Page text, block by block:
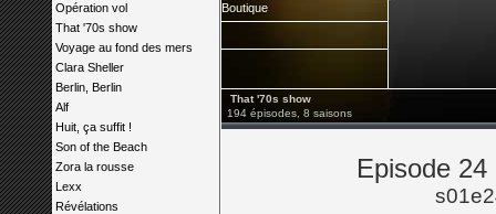
Opération vol
That '70s show
Voyage au fond des mers
Clara Sheller
Berlin, Berlin
Alf
Huit, ça suffit !
Son of the Beach
Zora la rousse
Lexx
Révélations
Boutique
That '70s show
194 épisodes, 8 saisons
Episode